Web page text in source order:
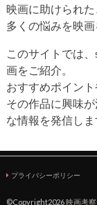
映画に助けられ
多くの悩みを映画
このサイトでは
画をご紹介。
おすすめポイン
その作品に興味
な情報を発信しま
プライバシーポリシー
©Copyright2026映画考